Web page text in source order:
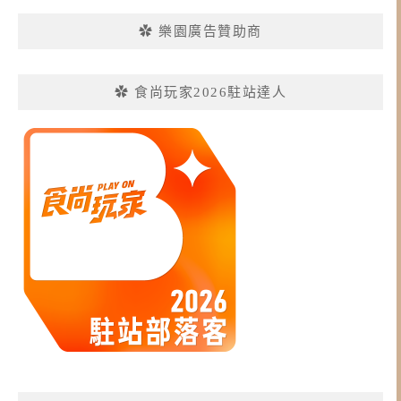
✿ 樂園廣告贊助商
✿ 食尚玩家2026駐站達人